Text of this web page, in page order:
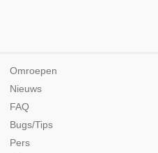
Omroepen
Nieuws
FAQ
Bugs/Tips
Pers